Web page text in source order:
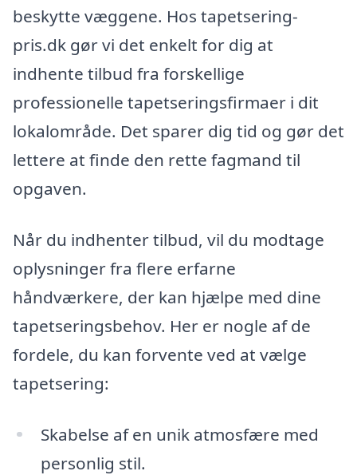
beskytte væggene. Hos tapetsering-
pris.dk gør vi det enkelt for dig at
indhente tilbud fra forskellige
professionelle tapetseringsfirmaer i dit
lokalområde. Det sparer dig tid og gør det
lettere at finde den rette fagmand til
opgaven.
Når du indhenter tilbud, vil du modtage
oplysninger fra flere erfarne
håndværkere, der kan hjælpe med dine
tapetseringsbehov. Her er nogle af de
fordele, du kan forvente ved at vælge
tapetsering:
Skabelse af en unik atmosfære med
personlig stil.